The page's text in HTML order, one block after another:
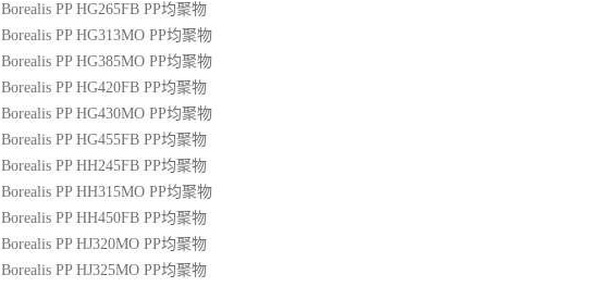
Borealis PP HG265FB PP均聚物
Borealis PP HG313MO PP均聚物
Borealis PP HG385MO PP均聚物
Borealis PP HG420FB PP均聚物
Borealis PP HG430MO PP均聚物
Borealis PP HG455FB PP均聚物
Borealis PP HH245FB PP均聚物
Borealis PP HH315MO PP均聚物
Borealis PP HH450FB PP均聚物
Borealis PP HJ320MO PP均聚物
Borealis PP HJ325MO PP均聚物